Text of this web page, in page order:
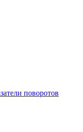
поворотов